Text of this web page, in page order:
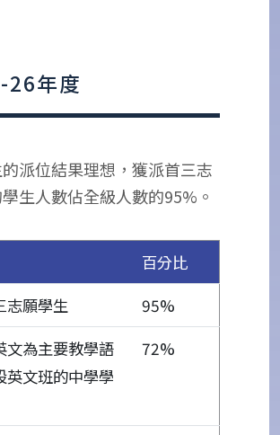
26年度
派位結果理想，獲派首三志
生人數佔全級人數的95%。
百分比
志願學生
95%
文為主要教學語
英文班的中學學
72%